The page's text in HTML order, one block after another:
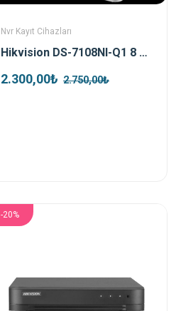
Nvr Kayıt Cihazları
Hikvision DS-7108NI-Q1 8 Kanal H.265+ Nvr Kayıt Cihazı
2.300,00₺ 2.750,00₺
-20%